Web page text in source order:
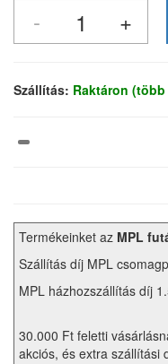
Szállítás: Raktáron
Termékeinket az MPL
Szállítás díj MPL
MPL házhozszállítás díj
30.000 Ft feletti
akciós, és extra szállítási